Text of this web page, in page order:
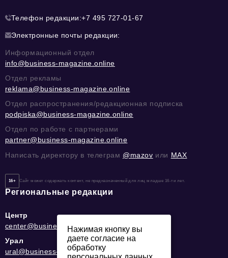
Телефон редакции:+7 495 727-01-67
Электронные почты редакции:
Информационный отдел
info@business-magazine.online
Отдел рекламы
reklama@business-magazine.online
Отдел распространения/редакционная подписка
podpiska@business-magazine.online
Отдел по работе с партнерами
partner@business-magazine.online
Написать директору в телеграм @mazov или MAX
16+ Сайт может содержать контент, не предназначенный для лиц младше 16-ти лет.
Региональные редакции
Центр
center@business-magazine.online
Урал
ural@business-magazine.online
Нажимая кнопку вы
даете согласие на
обработку